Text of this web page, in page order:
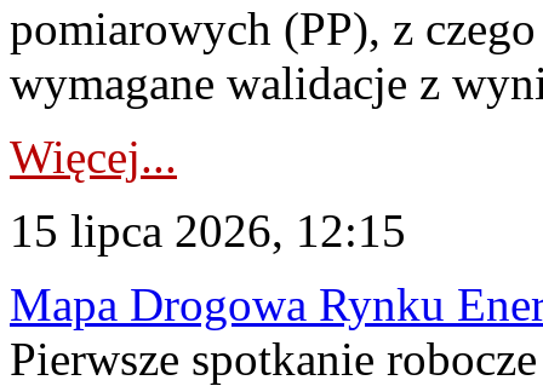
pomiarowych (PP), z
wymagane walidacje z
Więcej...
15 lipca 2026, 12:15
Mapa Drogowa Rynku
Pierwsze spotkanie